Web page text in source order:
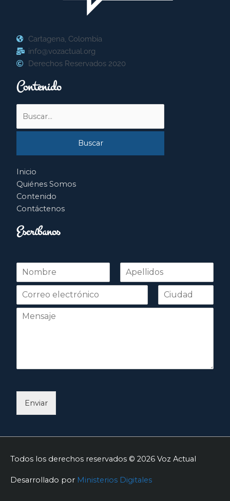
Cartagena, Colombia
info@vozactual.org
Derechos Reservados 2020
Contenido
por:
Inicio
Quiénes Somos
Contenido
Contáctenos
Escríbanos
N
m
r
Nombre Apellidos
Enviar
Todos los derechos reservados © 2026 Voz Actual
Desarrollado por Ministerios Digitales